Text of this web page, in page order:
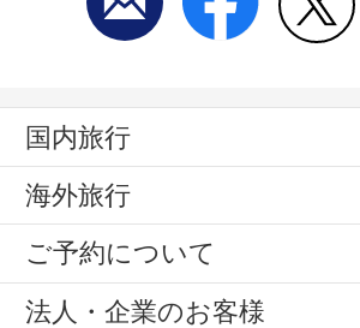
国内旅行
海外旅行
ご予約について
法人・企業のお客様